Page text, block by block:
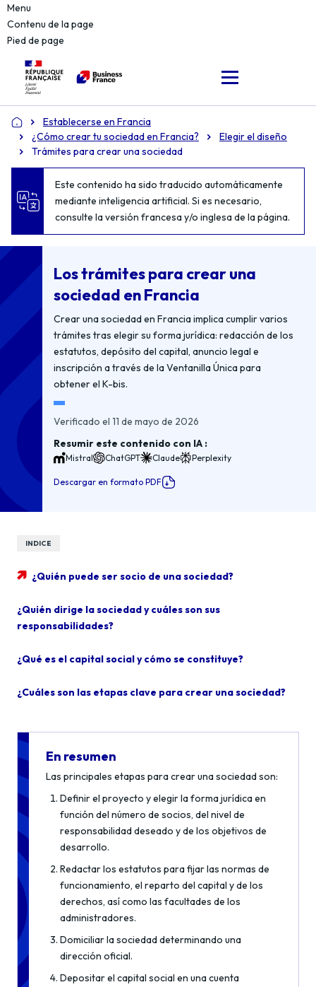
Menu
Contenu de la page
Pied de page
Accueil
Establecerse en Francia
¿Cómo crear tu sociedad en Francia?
Elegir el diseño
Trámites para crear una sociedad
Este contenido ha sido traducido automáticamente
mediante inteligencia artificial. Si es necesario,
consulte la versión francesa y/o inglesa de la página.
Los trámites para crear una
sociedad en Francia
Crear una sociedad en Francia implica cumplir varios
trámites tras elegir su forma jurídica: redacción de los
estatutos, depósito del capital, anuncio legal e
inscripción a través de la Ventanilla Única para
obtener el K-bis.
Verificado el 11 de mayo de 2026
Resumir este contenido con IA :
Mistral ChatGPT Claude Perplexity
Descargar en formato PDF
INDICE
¿Quién puede ser socio de una sociedad?
¿Quién dirige la sociedad y cuáles son sus
responsabilidades?
¿Qué es el capital social y cómo se constituye?
¿Cuáles son las etapas clave para crear una sociedad?
En resumen
Las principales etapas para crear una sociedad son:
Definir el proyecto y elegir la forma jurídica en
función del número de socios, del nivel de
responsabilidad deseado y de los objetivos de
desarrollo.
Redactar los estatutos para fijar las normas de
funcionamiento, el reparto del capital y de los
derechos, así como las facultades de los
administradores.
Domiciliar la sociedad determinando una
dirección oficial.
Depositar el capital social en una cuenta